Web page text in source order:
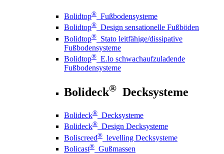
Bolidtop® Fußbodensysteme
Bolidtop® Design sensationelle Fußböden
Bolidtop® Stato leitfähige/dissipative
Fußbodensysteme
Bolidtop® E.lo schwachaufzuladende
Fußbodensysteme
Bolideck® Decksysteme
Bolideck® Decksysteme
Bolideck® Design Decksysteme
Boliscreed® levelling Decksysteme
Bolicast® Gußmassen